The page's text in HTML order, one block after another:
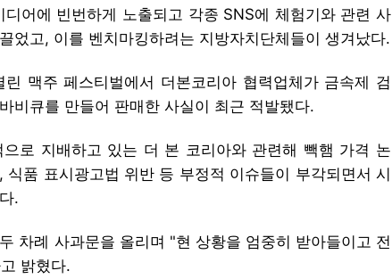
어에 빈번하게 노출되고 각종 SNS에 체험기와 관련 사
었고, 이를 벤치마킹하려는 지방자치단체들이 생겨났다.
맥주 페스티벌에서 더본코리아 협력업체가 금속제 검
비큐를 만들어 판매한 사실이 최근 적발됐다.
로 지배하고 있는 더 본 코리아와 관련해 빽햄 가격 논
품 표시광고법 위반 등 부정적 이슈들이 부각되면서 시
.
차례 사과문을 올리며 "현 상황을 엄중히 받아들이고 전
밝혔다.